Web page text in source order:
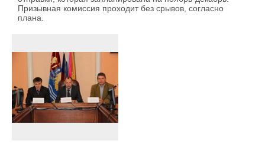
Призывная комиссия проходит без срывов, согласно
плана.